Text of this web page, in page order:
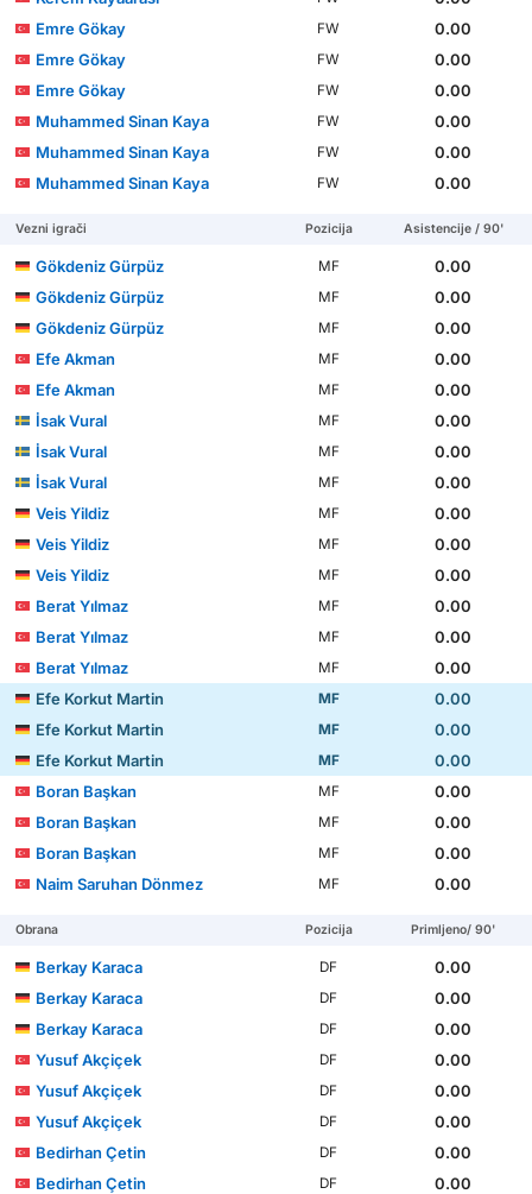
Emre Gökay
FW
0.00
Emre Gökay
FW
0.00
Emre Gökay
FW
0.00
Muhammed Sinan Kaya
FW
0.00
Muhammed Sinan Kaya
FW
0.00
Muhammed Sinan Kaya
FW 0.00
Vezni igrači Pozicija Asistencije / 90'
Gökdeniz Gürpüz MF
0.00
Gökdeniz Gürpüz
MF
0.00
Gökdeniz Gürpüz
MF
0.00
Efe Akman
MF
0.00
Efe Akman
MF
0.00
İsak Vural
MF
0.00
İsak Vural
MF
0.00
İsak Vural
MF
0.00
Veis Yildiz
MF
0.00
Veis Yildiz
MF
0.00
Veis Yildiz
MF
0.00
Berat Yılmaz
MF
0.00
Berat Yılmaz
MF
0.00
Berat Yılmaz
MF
0.00
Efe Korkut Martin
MF
0.00
Efe Korkut Martin
MF
0.00
Efe Korkut Martin
MF
0.00
Boran Başkan
MF
0.00
Boran Başkan
MF
0.00
Boran Başkan
MF
0.00
Naim Saruhan Dönmez
MF 0.00
Obrana Pozicija Primljeno/ 90'
Berkay Karaca DF
0.00
Berkay Karaca
DF
0.00
Berkay Karaca
DF
0.00
Yusuf Akçiçek
DF
0.00
Yusuf Akçiçek
DF
0.00
Yusuf Akçiçek
DF
0.00
Bedirhan Çetin
DF
0.00
Bedirhan Çetin
DF
0.00